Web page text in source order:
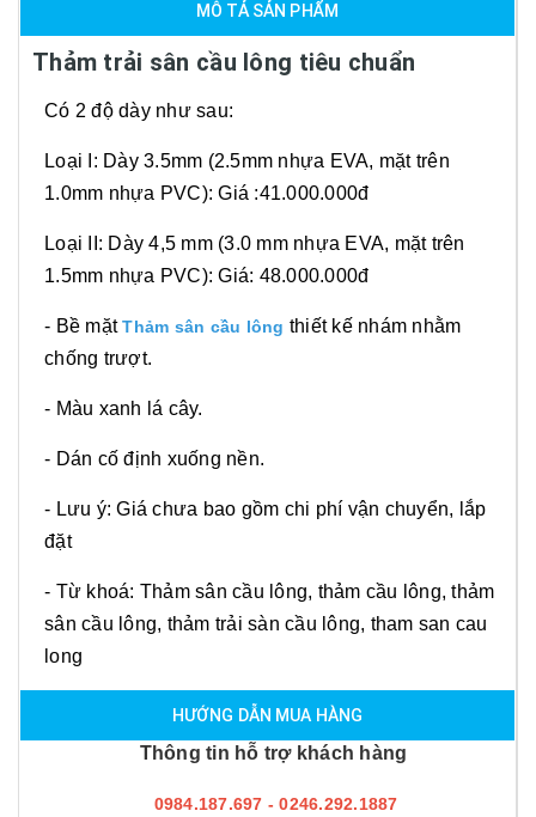
MÔ TẢ SẢN PHẨM
Thảm trải sân cầu lông tiêu chuẩn
Có 2 độ dày như sau:
Loại I: Dày 3.5mm (2.5mm nhựa EVA, mặt trên
1.0mm nhựa PVC): Giá :41.000.000đ
Loại II: Dày 4,5 mm (3.0 mm nhựa EVA, mặt trên
1.5mm nhựa PVC): Giá: 48.000.000đ
- Bề mặtThảm sân cầu lông thiết kế nhám nhằm
chống trượt.
- Màu xanh lá cây.
- Dán cố định xuống nền.
- Lưu ý: Giá chưa bao gồm chi phí vận chuyển, lắp
đặt
- Từ khoá: Thảm sân cầu lông, thảm cầu lông, thảm
sân cầu lông, thảm trải sàn cầu lông, tham san cau
long
HƯỚNG DẪN MUA HÀNG
Thông tin hỗ trợ khách hàng
0984.187.697 - 0246.292.1887